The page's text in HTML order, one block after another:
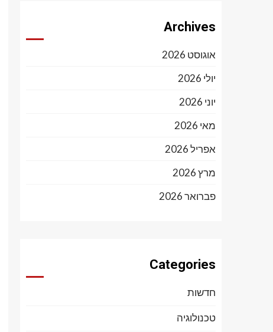
Archives
אוגוסט 2026
יולי 2026
יוני 2026
מאי 2026
אפריל 2026
מרץ 2026
פברואר 2026
Categories
חדשות
טכנולוגיה